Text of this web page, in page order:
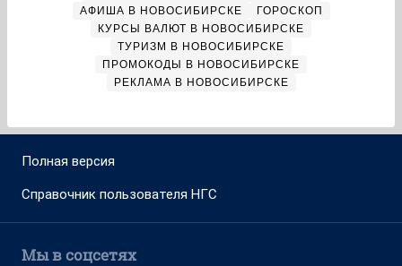
АФИША В НОВОСИБИРСКЕ
ГОРОСКОП
КУРСЫ ВАЛЮТ В НОВОСИБИРСКЕ
ТУРИЗМ В НОВОСИБИРСКЕ
ПРОМОКОДЫ В НОВОСИБИРСКЕ
РЕКЛАМА В НОВОСИБИРСКЕ
Полная версия
Справочник пользователя НГС
Мы в соцсетях